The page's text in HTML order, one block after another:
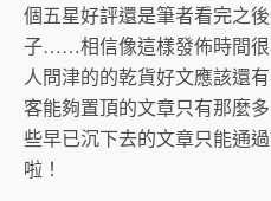
個五星好評還是筆者看完之
子……相信像這樣發佈時間很
人問津的的乾貨好文應該還
客能夠置頂的文章只有那麼
些早已沉下去的文章只能通
啦！